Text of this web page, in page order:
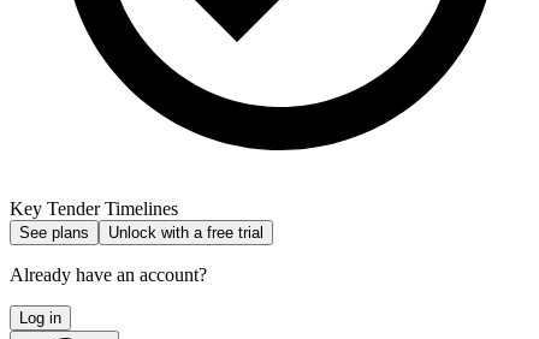
Key Tender Timelines
See plans Unlock with a free trial
Already have an account?
Log in